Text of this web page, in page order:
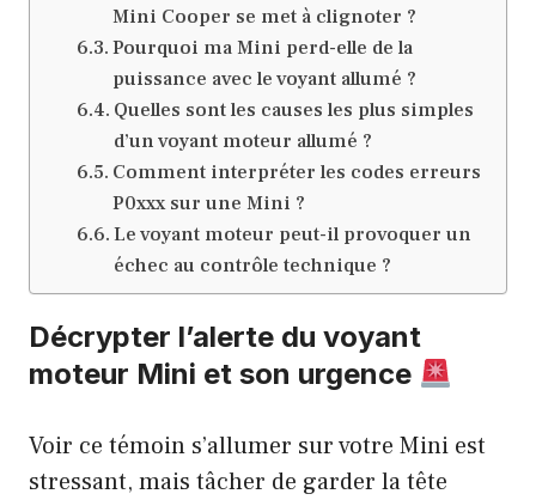
Mini Cooper se met à clignoter ?
Pourquoi ma Mini perd-elle de la
puissance avec le voyant allumé ?
Quelles sont les causes les plus simples
d’un voyant moteur allumé ?
Comment interpréter les codes erreurs
P0xxx sur une Mini ?
Le voyant moteur peut-il provoquer un
échec au contrôle technique ?
Décrypter l’alerte du voyant
moteur Mini et son urgence
Voir ce témoin s’allumer sur votre Mini est
stressant, mais tâcher de garder la tête